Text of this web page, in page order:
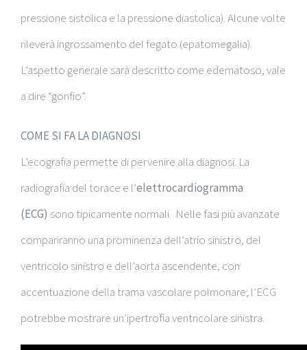
pressione sistolica e la pressione diastolica). Alcune volte
rileverà ingrossamento del fegato (epatomegalia).
L’aspetto generale sarà descritto come edematoso, vale
a dire “gonfio”.
COME SI FA LA DIAGNOSI
L’ecografia permette di pervenire alla diagnosi. La
radiografia del torace e l’elettrocardiogramma
(ECG) sono tipicamente normali. Nelle fasi più avanzate
compariranno una prominenza dell’atrio sinistro, del
ventricolo sinistro e dell’aorta ascendente, con
accentuazione della trama vascolare polmonare; l’ECG
potrebbe mostrare un’ipertrofia ventricolare sinistra.